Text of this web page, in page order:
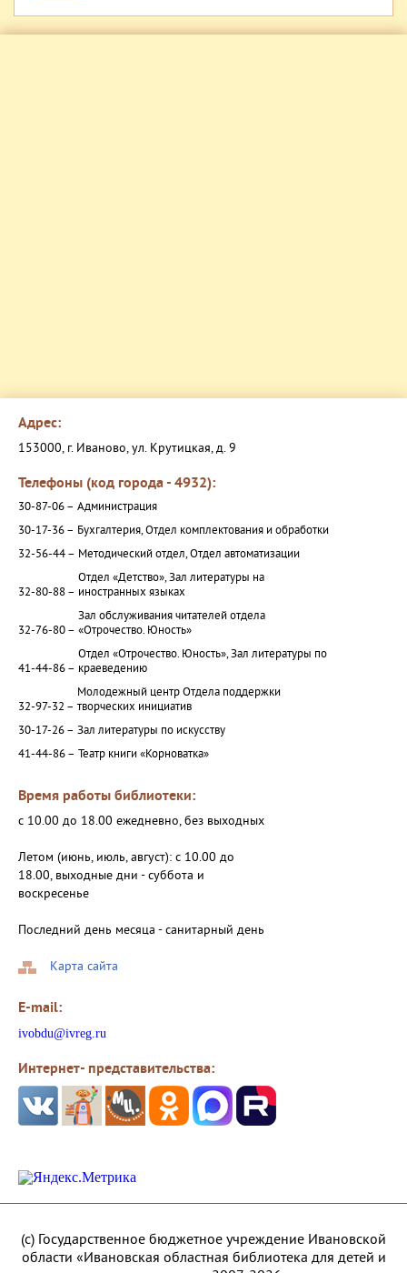
Адрес:
153000, г. Иваново, ул. Крутицкая, д. 9
Телефоны (код города - 4932):
30-87-06 – Администрация
30-17-36 – Бухгалтерия, Отдел комплектования и обработки
32-56-44 – Методический отдел, Отдел автоматизации
32-80-88 –
Отдел «Детство», Зал литературы на
иностранных языках
32-76-80 –
Зал обслуживания читателей отдела
«Отрочество. Юность»
41-44-86 –
Отдел «Отрочество. Юность», Зал литературы по
краеведению
32-97-32 –
Молодежный центр Отдела поддержки
творческих инициатив
30-17-26 – Зал литературы по искусству
41-44-86 – Театр книги «Корноватка»
Время работы библиотеки:
с 10.00 до 18.00 ежедневно, без выходных
Летом (июнь, июль, август): с 10.00 до
18.00, выходные дни - суббота и
воскресенье
Последний день месяца - санитарный день
Карта сайта
E-mail:
ivobdu@ivreg.ru
Интернет- представительства:
(с) Государственное бюджетное учреждение Ивановской
области «Ивановская областная библиотека для детей и